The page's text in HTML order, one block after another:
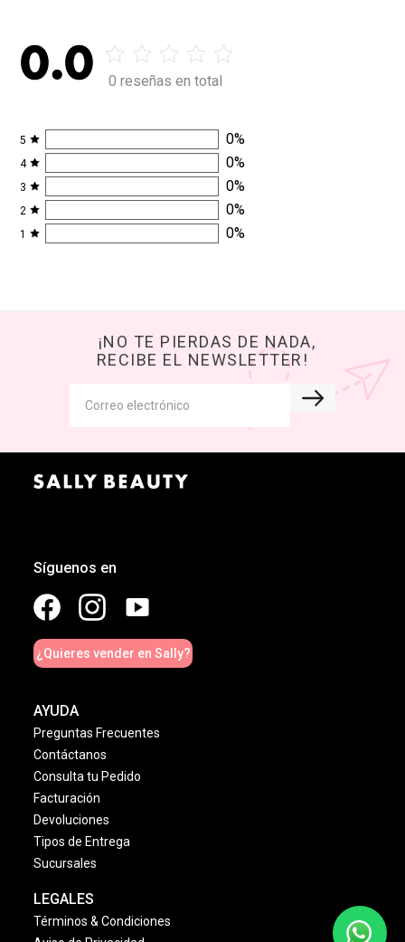
0.0 0 reseñas en total
5 0%
4 0%
3 0%
2 0%
1 0%
¡NO TE PIERDAS DE NADA,
RECIBE EL NEWSLETTER!
Síguenos en
¿Quieres vender en Sally?
AYUDA
Preguntas Frecuentes
Contáctanos
Consulta tu Pedido
Facturación
Devoluciones
Tipos de Entrega
Sucursales
LEGALES
Términos & Condiciones